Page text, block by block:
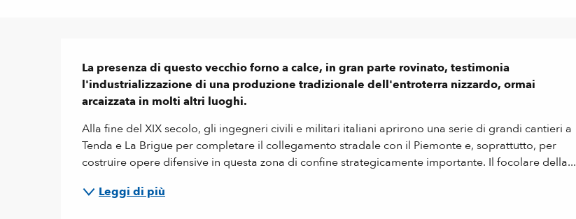
Descrizione
La presenza di questo vecchio forno a calce, in gran parte rovinato, testimonia
l'industrializzazione di una produzione tradizionale dell'entroterra nizzardo, ormai
arcaizzata in molti altri luoghi.
Alla fine del XIX secolo, gli ingegneri civili e militari italiani aprirono una serie di grandi cantieri a
Tenda e La Brigue per completare il collegamento stradale con il Piemonte e, soprattutto, per
costruire opere difensive in questa zona di confine strategicamente importante. Il focolare della...
Leggi di più